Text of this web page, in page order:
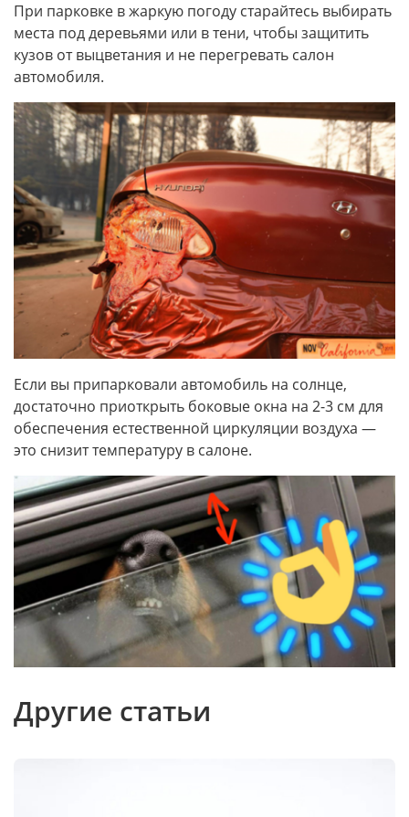
При парковке в жаркую погоду старайтесь выбирать
места под деревьями или в тени, чтобы защитить
кузов от выцветания и не перегревать салон
автомобиля.
Если вы припарковали автомобиль на солнце,
достаточно приоткрыть боковые окна на 2-3 см для
обеспечения естественной циркуляции воздуха —
это снизит температуру в салоне.
Другие статьи